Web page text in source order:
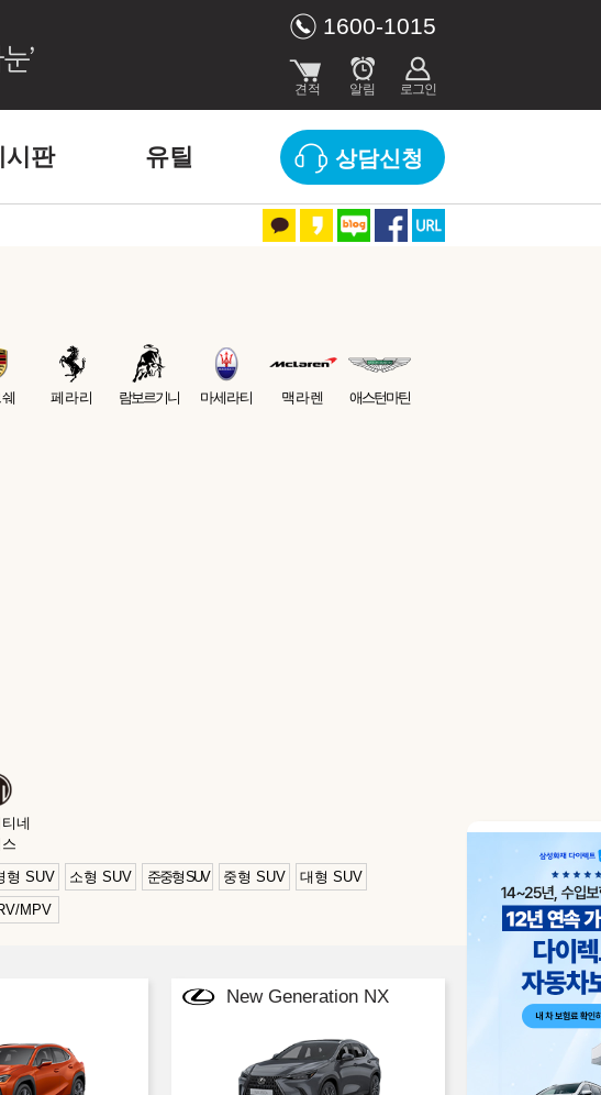
1600-1015
시판 유틸 상담신청
페라리 람보르기니 마세라티 맥라렌 애스턴마틴
네
형 SUV 소형 SUV 준중형 SUV 중형 SUV
대형 SUV
MPV
New Generation NX